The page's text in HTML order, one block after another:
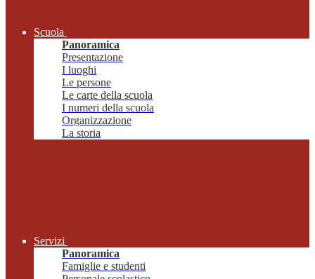
Scuola
Panoramica
Presentazione
I luoghi
Le persone
Le carte della scuola
I numeri della scuola
Organizzazione
La storia
Servizi
Panoramica
Famiglie e studenti